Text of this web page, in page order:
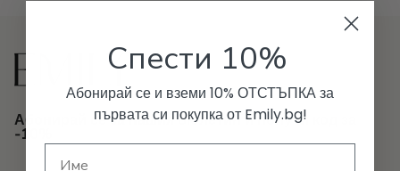
Абонирай се за нашия бюлетин и получи код за
-10%
Спести 10%
Абонирай се и вземи 10% ОТСТЪПКА за
първата си покупка от Emily.bg!